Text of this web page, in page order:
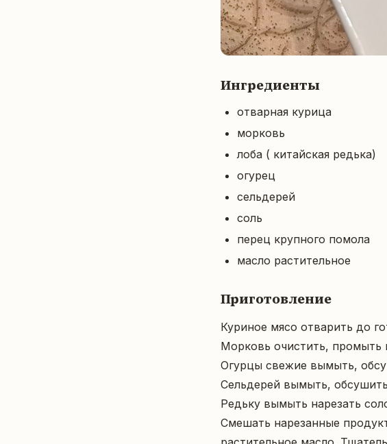
Ингредиенты
отварная курица
морковь
лоба ( китайская редька)
огурец
сельдерей
соль
перец крупного помола
масло растительное
Приготовление
Куриное мясо отварить до
Морковь очистить, промыть
Огурцы свежие вымыть,
Сельдерей вымыть,
Редьку вымыть нарезать
Смешать нарезанные